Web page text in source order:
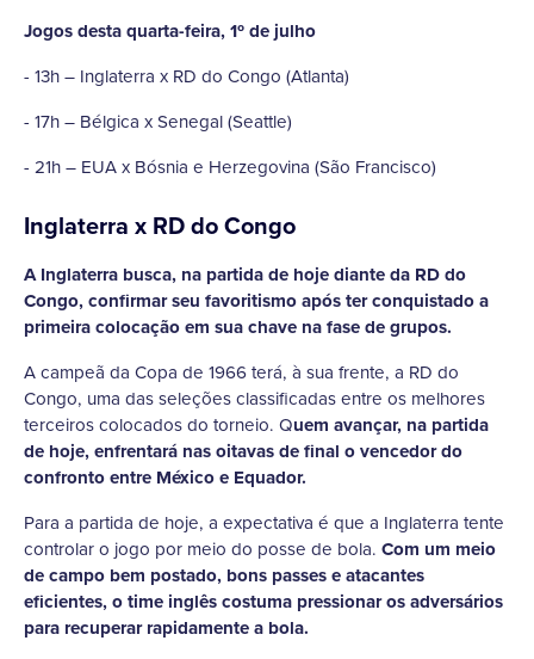
Jogos desta quarta-feira, 1º de julho
- 13h – Inglaterra x RD do Congo (Atlanta)
- 17h – Bélgica x Senegal (Seattle)
- 21h – EUA x Bósnia e Herzegovina (São Francisco)
Inglaterra x RD do Congo
A Inglaterra busca, na partida de hoje diante da RD do
Congo, confirmar seu favoritismo após ter conquistado a
primeira colocação em sua chave na fase de grupos.
A campeã da Copa de 1966 terá, à sua frente, a RD do
Congo, uma das seleções classificadas entre os melhores
terceiros colocados do torneio. Quem avançar, na partida
de hoje, enfrentará nas oitavas de final o vencedor do
confronto entre México e Equador.
Para a partida de hoje, a expectativa é que a Inglaterra tente
controlar o jogo por meio do posse de bola. Com um meio
de campo bem postado, bons passes e atacantes
eficientes, o time inglês costuma pressionar os adversários
para recuperar rapidamente a bola.